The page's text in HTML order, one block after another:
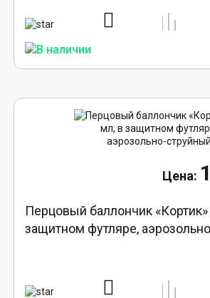
Перцовый баллончик
защитном футляре,